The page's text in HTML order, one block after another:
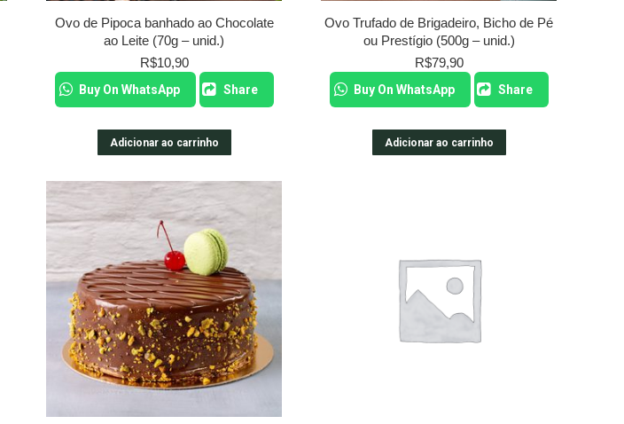
Ovo de Pipoca banhado ao Chocolate
ao Leite (70g – unid.)
R$10,90
Buy On WhatsApp Share
Adicionar ao carrinho
Ovo Trufado de Brigadeiro, Bicho de Pé
ou Prestígio (500g – unid.)
R$79,90
Buy On WhatsApp Share
Adicionar ao carrinho